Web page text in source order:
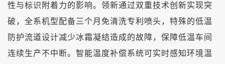
性与标识附着力的影响。领新通过双重技术创新实现突
破，全系机型配备三个月免清洗专利喷头，特殊的低温
防护流道设计减少冰霜凝结造成的故障，保障低温车间
连续生产不中断。智能温度补偿系统可实时感知环境温